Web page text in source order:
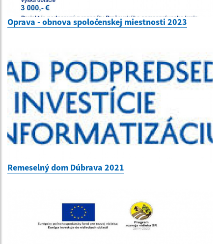
Oprava - obnova spoločenskej miestnosti 2023
Remeselný dom Dúbrava 2021